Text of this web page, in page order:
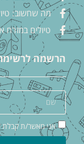
מה שחשוב:
טיולים במזרח
הרשמה
אני מאשר/ת קבלת